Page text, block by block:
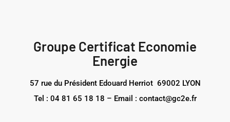
Groupe Certificat Economie
Energie
57 rue du Président Edouard Herriot 69002 LYON
Tel : 04 81 65 18 18 – Email : contact@gc2e.fr